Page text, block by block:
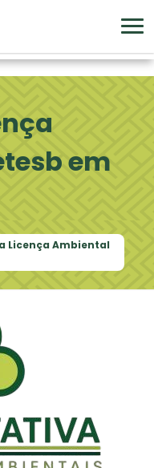
em
Licença Ambiental